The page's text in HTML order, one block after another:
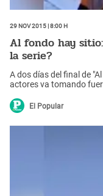
29 Nov 2015 | 8:00 h
Al fondo hay
la serie?
A dos días del final de
actores va tomando
El Popular